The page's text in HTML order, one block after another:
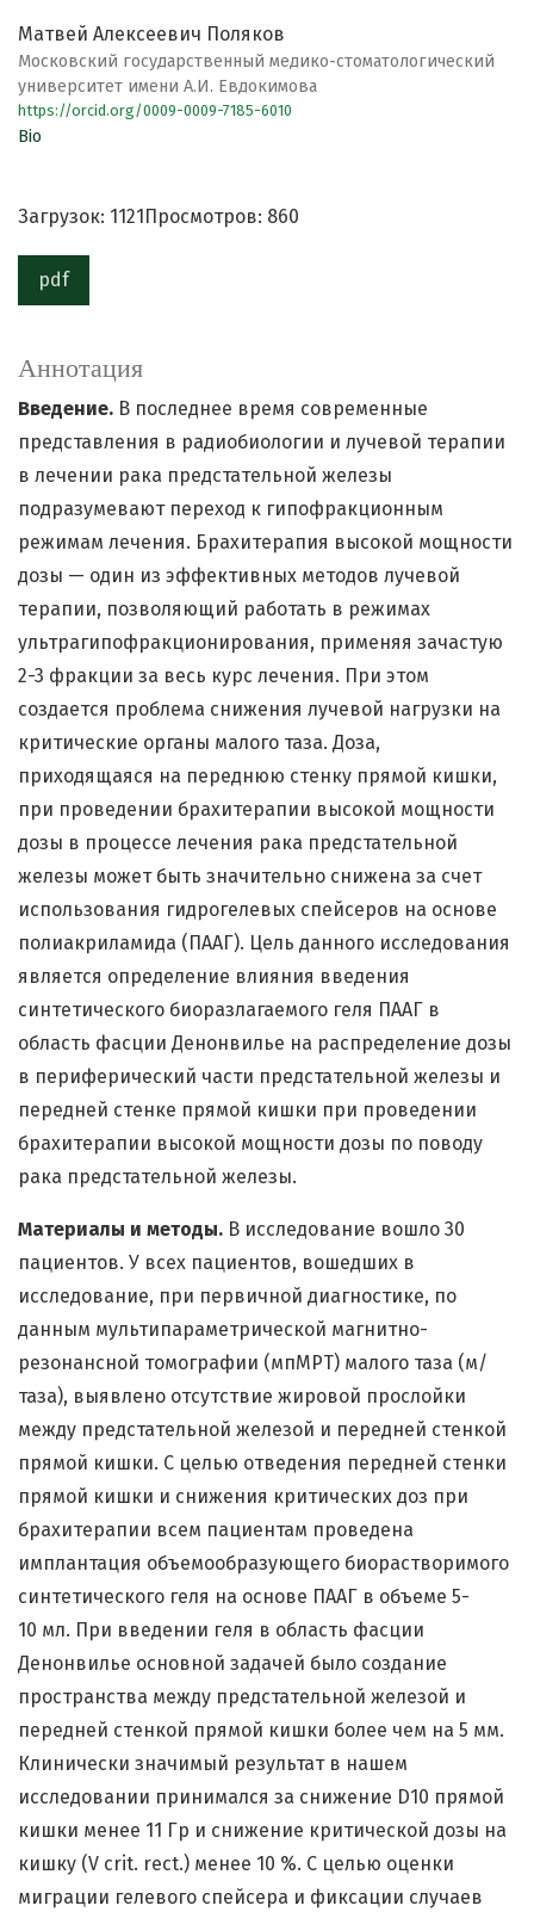
Матвей Алексеевич Поляков
Московский государственный медико-стоматологический
университет имени А.И. Евдокимова
https://orcid.org/0009-0009-7185-6010
Bio
Загрузок: 1121 Просмотров: 860
pdf
Аннотация
Введение. В последнее время современные
представления в радиобиологии и лучевой терапии
в лечении рака предстательной железы
подразумевают переход к гипофракционным
режимам лечения. Брахитерапия высокой мощности
дозы — один из эффективных методов лучевой
терапии, позволяющий работать в режимах
ультрагипофракционирования, применяя зачастую
2-3 фракции за весь курс лечения. При этом
создается проблема снижения лучевой нагрузки на
критические органы малого таза. Доза,
приходящаяся на переднюю стенку прямой кишки,
при проведении брахитерапии высокой мощности
дозы в процессе лечения рака предстательной
железы может быть значительно снижена за счет
использования гидрогелевых спейсеров на основе
полиакриламида (ПААГ). Цель данного исследования
является определение влияния введения
синтетического биоразлагаемого геля ПААГ в
область фасции Денонвилье на распределение дозы
в периферический части предстательной железы и
передней стенке прямой кишки при проведении
брахитерапии высокой мощности дозы по поводу
рака предстательной железы.
Материалы и методы. В исследование вошло 30
пациентов. У всех пациентов, вошедших в
исследование, при первичной диагностике, по
данным мультипараметрической магнитно-
резонансной томографии (мпМРТ) малого таза (м/
таза), выявлено отсутствие жировой прослойки
между предстательной железой и передней стенкой
прямой кишки. С целью отведения передней стенки
прямой кишки и снижения критических доз при
брахитерапии всем пациентам проведена
имплантация объемообразующего биорастворимого
синтетического геля на основе ПААГ в объеме 5-
10 мл. При введении геля в область фасции
Денонвилье основной задачей было создание
пространства между предстательной железой и
передней стенкой прямой кишки более чем на 5 мм.
Клинически значимый результат в нашем
исследовании принимался за снижение D10 прямой
кишки менее 11 Гр и снижение критической дозы на
кишку (V crit. rect.) менее 10 %. С целью оценки
миграции гелевого спейсера и фиксации случаев